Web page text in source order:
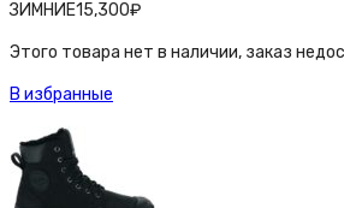
ЗИМНИЕ15,300₽
Этого товара нет в наличии, заказ
В избранные